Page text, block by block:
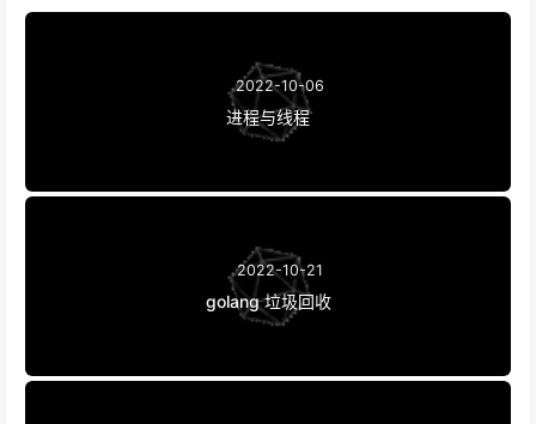
2022-10-06
进程与线程
2022-10-21
golang 垃圾回收